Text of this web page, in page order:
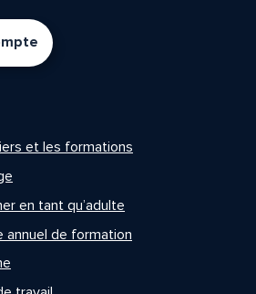
et les formations
en tant qu’adulte
annuel de formation